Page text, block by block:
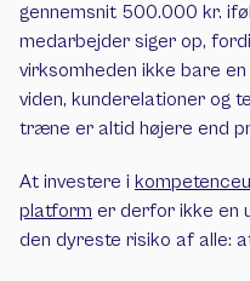
gennemsnit 500.000 kr.
medarbejder siger op,
virksomheden ikke bare
viden, kunderelationer og
træne er altid højere end
At investere i
platform er derfor ikke en
den dyreste risiko af alle: